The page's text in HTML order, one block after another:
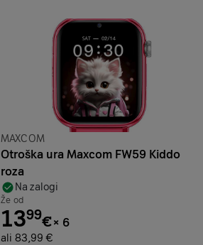
Znamka:
MAXCOM
Otroška ura Maxcom FW59 Kiddo
roza
Na zalogi
Že od
1399€× 6
ali 83,99 €